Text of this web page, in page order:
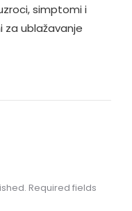
simptomi i
za ublažavanje
Required fields